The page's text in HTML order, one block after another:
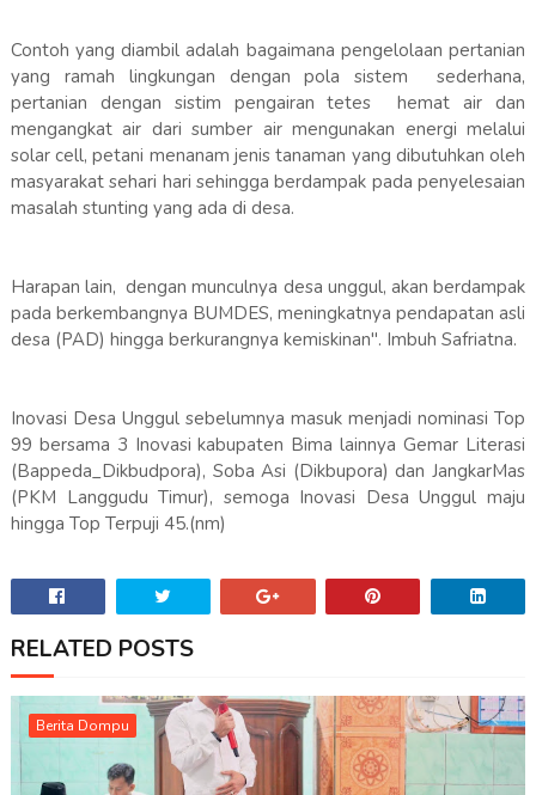
Contoh yang diambil adalah bagaimana pengelolaan pertanian
yang ramah lingkungan dengan pola sistem sederhana,
pertanian dengan sistim pengairan tetes hemat air dan
mengangkat air dari sumber air mengunakan energi melalui
solar cell, petani menanam jenis tanaman yang dibutuhkan oleh
masyarakat sehari hari sehingga berdampak pada penyelesaian
masalah stunting yang ada di desa.
Harapan lain, dengan munculnya desa unggul, akan berdampak
pada berkembangnya BUMDES, meningkatnya pendapatan asli
desa (PAD) hingga berkurangnya kemiskinan". Imbuh Safriatna.
Inovasi Desa Unggul sebelumnya masuk menjadi nominasi Top
99 bersama 3 Inovasi kabupaten Bima lainnya Gemar Literasi
(Bappeda_Dikbudpora), Soba Asi (Dikbupora) dan JangkarMas
(PKM Langgudu Timur), semoga Inovasi Desa Unggul maju
hingga Top Terpuji 45.(nm)
RELATED POSTS
Berita Dompu